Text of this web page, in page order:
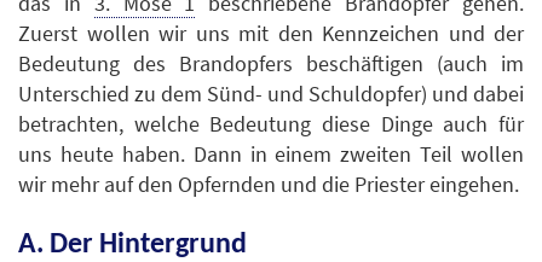
Zuerst wollen wir uns mit den Kennzeichen und der
Bedeutung des Brandopfers beschäftigen (auch im
Unterschied zu dem Sünd- und Schuldopfer) und dabei
betrachten, welche Bedeutung diese Dinge auch für
uns heute haben. Dann in einem zweiten Teil wollen
wir mehr auf den Opfernden und die Priester eingehen.
A. Der Hintergrund